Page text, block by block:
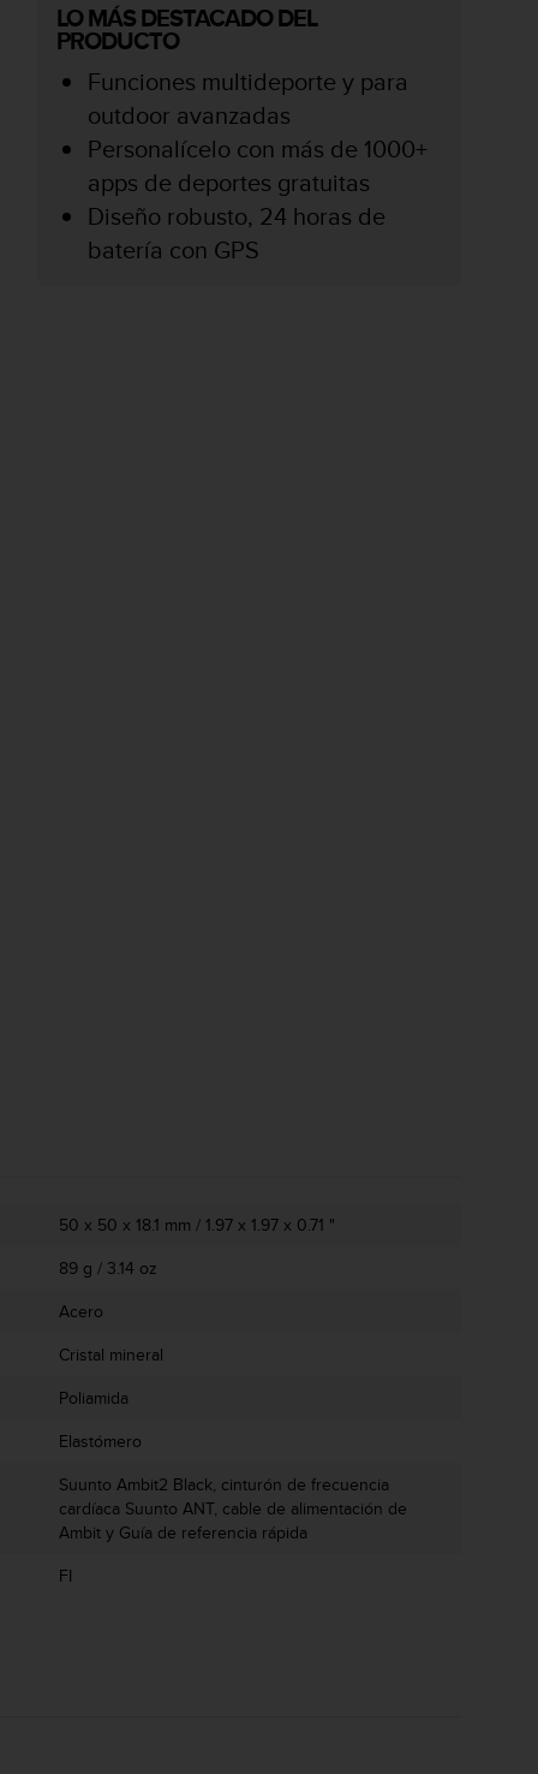
LO MÁS DESTACADO DEL
PRODUCTO
Funciones multideporte y para
outdoor avanzadas
Personalícelo con más de 1000+
apps de deportes gratuitas
Diseño robusto, 24 horas de
batería con GPS
50 x 50 x 18.1 mm / 1.97 x 1.97 x 0.71 "
89 g / 3.14 oz
Acero
Cristal mineral
Poliamida
Elastómero
Suunto Ambit2 Black, cinturón de frecuencia
cardíaca Suunto ANT, cable de alimentación de
Ambit y Guía de referencia rápida
FI